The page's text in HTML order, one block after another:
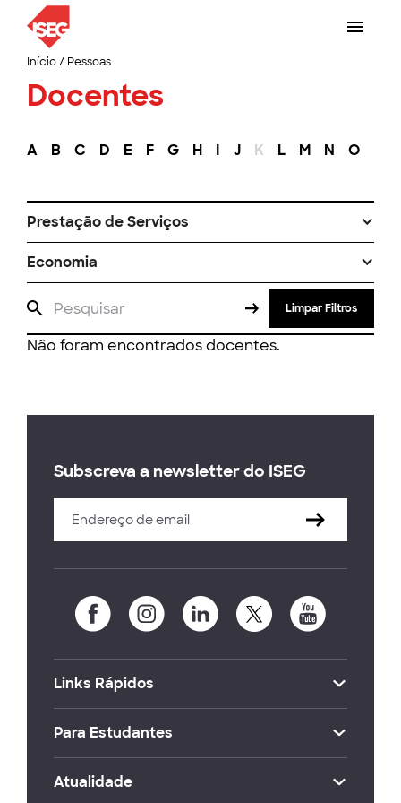
Início/ Pessoas
Docentes
A B C D E F G H I J K L M N O
Prestação de Serviços
Economia
Limpar Filtros
Não foram encontrados docentes.
Subscreva a newsletter do ISEG
Links Rápidos
Para Estudantes
Atualidade